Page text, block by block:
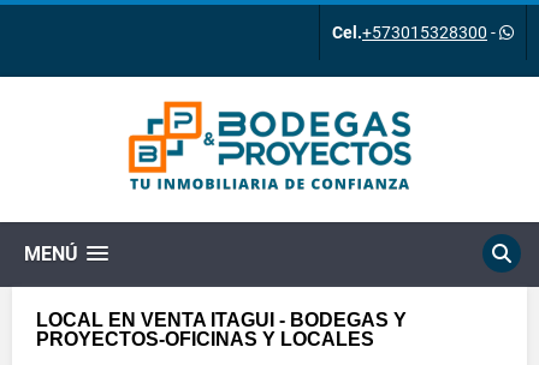
Cel.+573015328300 -
MENÚ
LOCAL EN VENTA ITAGUI - BODEGAS Y
PROYECTOS-OFICINAS Y LOCALES